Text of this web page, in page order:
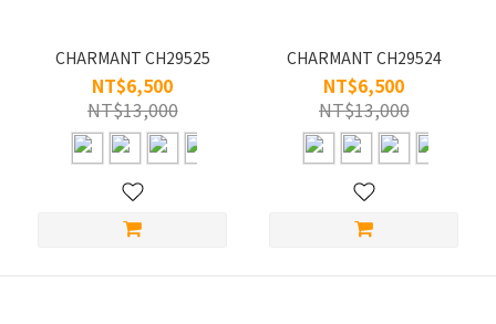
CHARMANT CH29525
NT$6,500
NT$13,000
CHARMANT CH29524
NT$6,500
NT$13,000